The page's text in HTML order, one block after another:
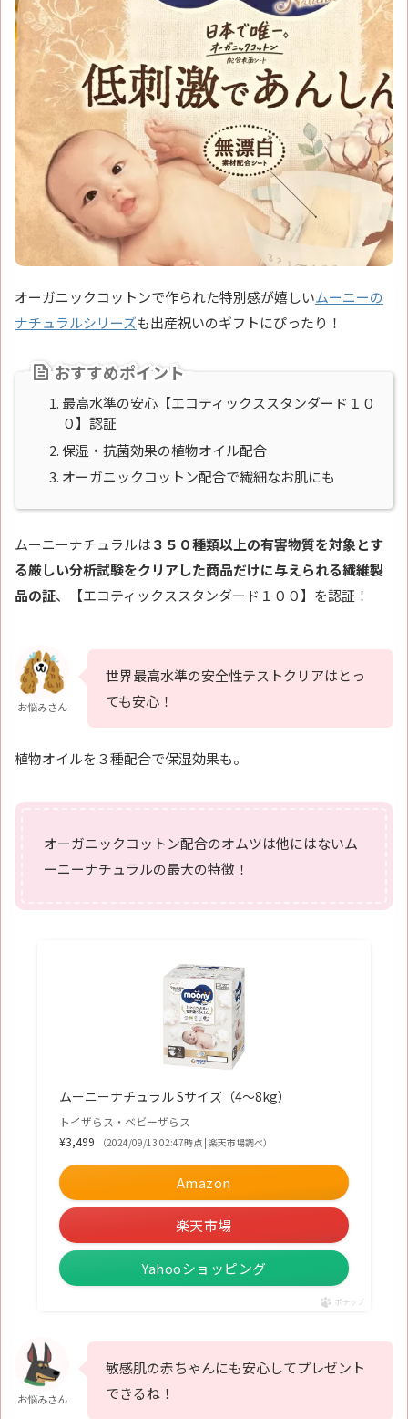
オーガニックコットンで作られた特別感が嬉しいムーニーの
ナチュラルシリーズも出産祝いのギフトにぴったり！
おすすめポイント
最高水準の安心【エコティックススタンダード１０
０】認証
保湿・抗菌効果の植物オイル配合
オーガニックコットン配合で繊細なお肌にも
ムーニーナチュラルは３５０種類以上の有害物質を対象とす
る厳しい分析試験をクリアした商品だけに与えられる繊維製
品の証、【エコティックススタンダード１００】を認証！
お悩みさん
世界最高水準の安全性テストクリアはとっ
ても安心！
植物オイルを３種配合で保湿効果も。
オーガニックコットン配合のオムツは他にはないム
ーニーナチュラルの最大の特徴！
ムーニーナチュラル Sサイズ（4〜8kg）
トイザらス・ベビーザらス
¥3,499
（2024/09/13 02:47時点 | 楽天市場調べ）
Amazon
楽天市場
Yahooショッピング
ポチップ
お悩みさん
敏感肌の赤ちゃんにも安心してプレゼント
できるね！